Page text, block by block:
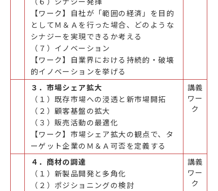
【ワーク】自社が「範囲の経済」を目的
としてＭ＆Ａを行った場合、どのような
シナジーを実現できるか考える
（７）イノベーション
【ワーク】自業界における持続的・破壊
的イノベーションを挙げる
３．市場シェア拡大
（１）既存市場への浸透と新市場開拓
（２）顧客基盤の拡大
（３）販売活動の最適化
【ワーク】市場シェア拡大の観点で、タ
ーゲット企業のＭ＆Ａ可否を定義する
講義
ワー
ク
４．商材の調達
（１）新製品開発と多角化
（２）ポジショニングの検討
講義
ワー
ク